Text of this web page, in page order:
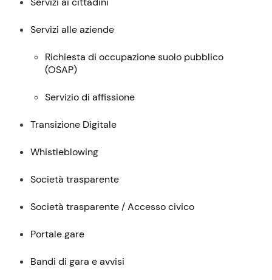
contatti
servizi
Servizi alle aziende
Richiesta di occupazione suolo pubblico
(OSAP)
Servizio di affissione
Transizione Digitale
Whistleblowing
Società trasparente
Società trasparente / Accesso civico
Portale gare
Bandi di gara e avvisi